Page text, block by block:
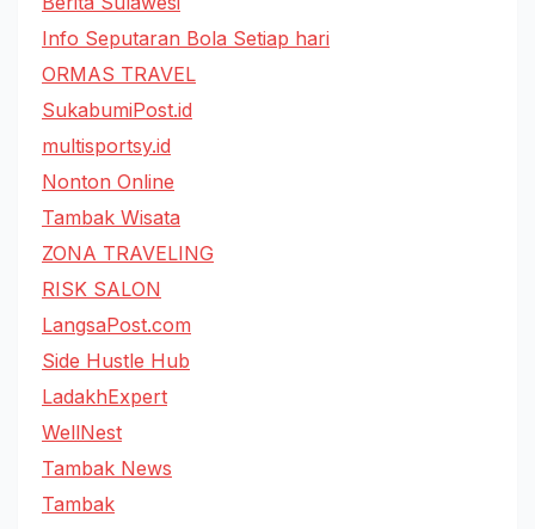
Info Seputaran Bola Setiap hari
ORMAS TRAVEL
SukabumiPost.id
multisportsy.id
Nonton Online
Tambak Wisata
ZONA TRAVELING
RISK SALON
LangsaPost.com
Side Hustle Hub
LadakhExpert
WellNest
Tambak News
Tambak